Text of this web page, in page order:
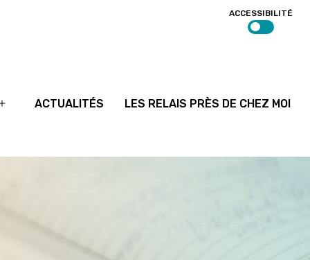
OuvrirACTUALITÉS LES RELAIS PRÈS DE CHEZ MOI
ACCESSIBILITÉ